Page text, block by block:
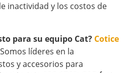
inactividad y los costos de
para su equipo Cat? Cotice
Somos líderes en la
y accesorios para